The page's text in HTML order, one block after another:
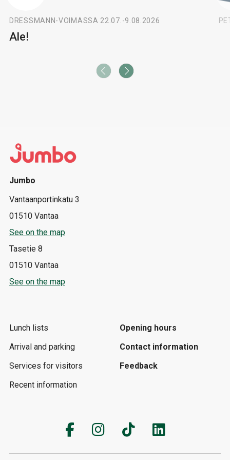
DRESSMANN-VOIMASSA 22.07.-9.08.2026
Ale!
Jumbo
Vantaanportinkatu 3
01510 Vantaa
See on the map
Tasetie 8
01510 Vantaa
See on the map
Lunch lists
Arrival and parking
Services for visitors
Recent information
Opening hours
Contact information
Feedback